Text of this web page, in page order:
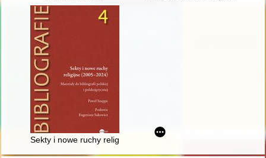
Sekty i nowe ruchy religijne (2005-2024) : materiały do